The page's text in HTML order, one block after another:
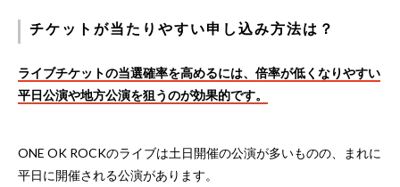
チケットが当たりやすい申し込み方法は？
ライブチケットの当選確率を高めるには、倍率が低くなりやすい
平日公演や地方公演を狙うのが効果的です。
ONE OK ROCKのライブは土日開催の公演が多いものの、まれに
平日に開催される公演があります。